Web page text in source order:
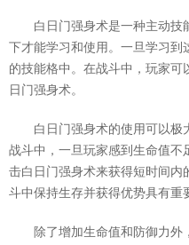
白日门强身术是一种主动技
下才能学习和使用。一旦学习到
的技能格中。在战斗中，玩家可
日门强身术。
白日门强身术的使用可以极
战斗中，一旦玩家感到生命值不
击白日门强身术来获得短时间内
斗中保持生存并获得优势具有重
除了增加生命值和防御力